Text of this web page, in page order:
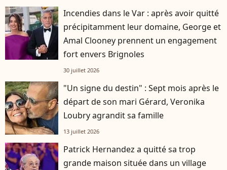
Incendies dans le Var : après avoir quitté
précipitamment leur domaine, George et
Amal Clooney prennent un engagement
fort envers Brignoles
30 juillet 2026
"Un signe du destin" : Sept mois après le
départ de son mari Gérard, Veronika
Loubry agrandit sa famille
13 juillet 2026
Patrick Hernandez a quitté sa trop
grande maison située dans un village